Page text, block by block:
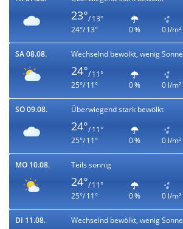
23°/ 13°
24°/ 13°
0 % 0 l/m²
SA 08.08. Wechselnd bewölkt, wenig Sonne
24°/ 11°
25°/ 11°
0 % 0 l/m²
SO 09.08. Überwiegend stark bewölkt
24°/ 11°
25°/ 11°
0 % 0 l/m²
MO 10.08. Teils sonnig
24°/ 11°
25°/ 11°
0 % 0 l/m²
DI 11.08. Wechselnd bewölkt, wenig Sonne